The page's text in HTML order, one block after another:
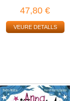
47,80 €
VEURE DETALLS